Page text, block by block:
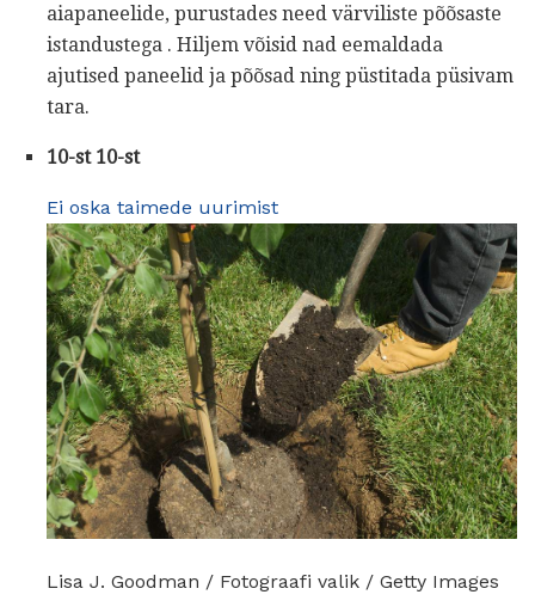
aiapaneelide, purustades need värviliste põõsaste
istandustega . Hiljem võisid nad eemaldada
ajutised paneelid ja põõsad ning püstitada püsivam
tara.
10-st 10-st
Ei oska taimede uurimist
Lisa J. Goodman / Fotograafi valik / Getty Images